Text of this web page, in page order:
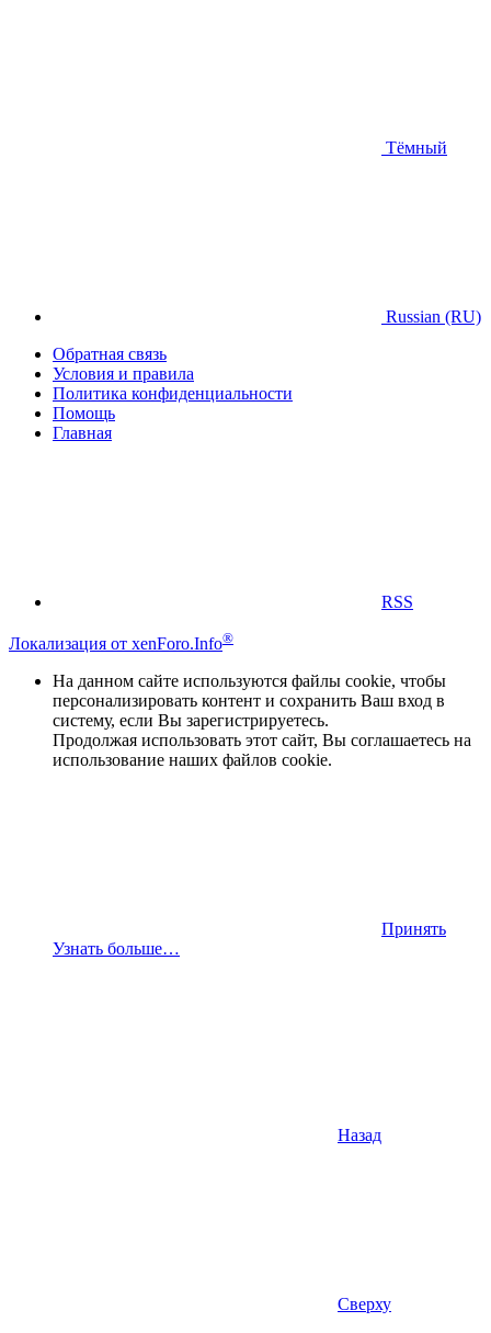
Тёмный
Russian (RU)
Обратная связь
Условия и правила
Политика конфиденциальности
Помощь
Главная
RSS
Локализация от xenForo.Info®
На данном сайте используются файлы cookie, чтобы
персонализировать контент и сохранить Ваш вход в
систему, если Вы зарегистрируетесь.
Продолжая использовать этот сайт, Вы соглашаетесь на
использование наших файлов cookie.
Принять
Узнать больше…
Назад
Сверху